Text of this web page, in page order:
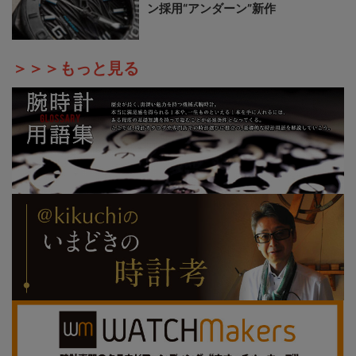
ン採用“アンダーン”新作
＞＞＞もっと見る